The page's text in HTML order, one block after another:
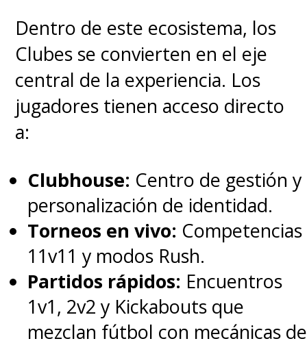
versión.
Dentro de este ecosistema, los
Clubes se convierten en el eje
central de la experiencia. Los
jugadores tienen acceso directo
a:
Clubhouse: Centro de gestión y
personalización de identidad.
Torneos en vivo: Competencias
11v11 y modos Rush.
Partidos rápidos: Encuentros
1v1, 2v2 y Kickabouts que
mezclan fútbol con mecánicas de